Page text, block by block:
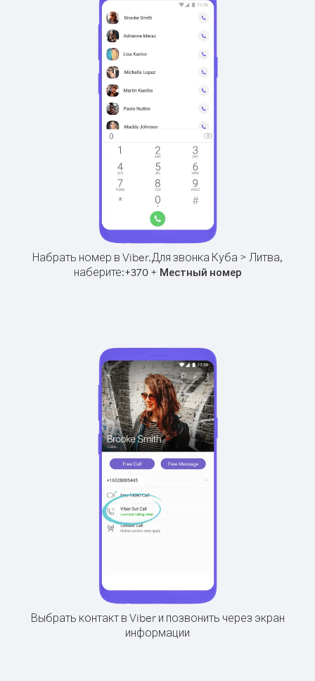
Набрать номер в Viber.Для звонка Куба > Литва,
наберите:+370+ Местный номер
Выбрать контакт в Viber и позвонить через экран
информации